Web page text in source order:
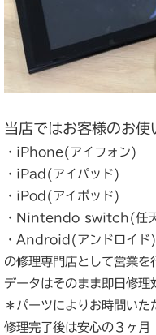
当店ではお客様のお使
・iPhone(アイフォン)
・iPad(アイパッド)
・iPod(アイポッド)
・Nintendo switch(任天
・Android(アンドロイド)
の修理専門店として営業を
データはそのまま即日修理
＊パーツによりお時間いた
修理完了後は安心の３ヶ月